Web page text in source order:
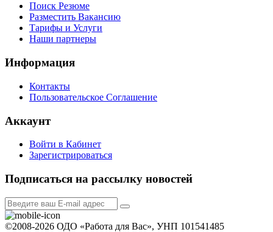
Поиск Резюме
Разместить Вакансию
Тарифы и Услуги
Наши партнеры
Информация
Контакты
Пользовательское Соглашение
Аккаунт
Войти в Кабинет
Зарегистрироваться
Подписаться на рассылку новостей
©2008-2026 ОДО «Работа для Вас», УНП 101541485